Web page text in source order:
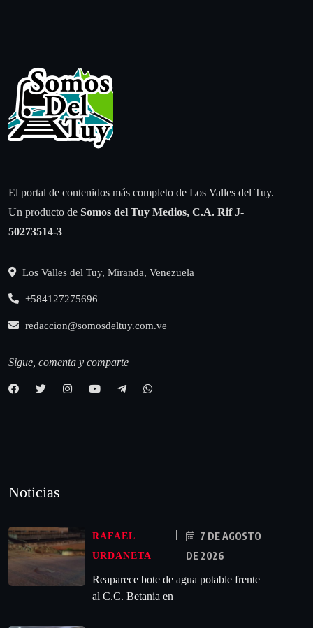
El portal de contenidos más completo de Los Valles del Tuy.
Un producto de Somos del Tuy Medios, C.A. Rif J-
50273514-3
Los Valles del Tuy, Miranda, Venezuela
+584127275696
redaccion@somosdeltuy.com.ve
Sigue, comenta y comparte
Noticias
RAFAEL
URDANETA
7 DE AGOSTO
DE 2026
Reaparece bote de agua potable frente
al C.C. Betania en